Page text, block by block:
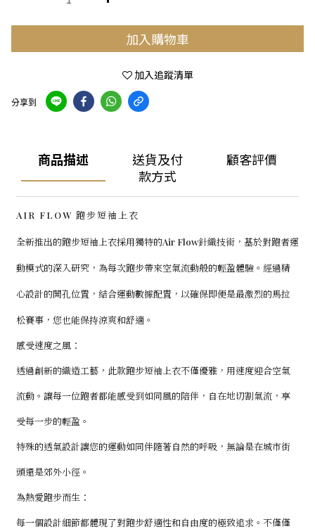
加入購物車
加入追蹤清單
分享到
商品描述
送貨及付
款方式
顧客評價
AIR FLOW 跑步短袖上衣
全新推出的跑步短袖上衣採用獨特的Air Flow針織技術，基於對跑者運
動模式的深入研究，為每次跑步帶來空氣流動般的輕盈體驗。經過精
心設計的開孔位置，結合運動數據配置，以確保即便是最激烈的馬拉
松賽事，您也能保持涼爽和舒適。
感受速度之風：
透過創新的織造工藝，此款跑步短袖上衣不僅優雅，用速度迎合空氣
流動。讓每一位跑者都能感受到如同風的陪伴，自在地切割氣流，享
受每一步的輕盈。
特殊的透氣設計讓您的運動如同伴隨著自然的呼吸，無論是在城市街
頭還是郊外小徑。
為熱愛跑步而生：
每一個設計細節都體現了對跑步舒適性和自由度的極致追求。不僅僅